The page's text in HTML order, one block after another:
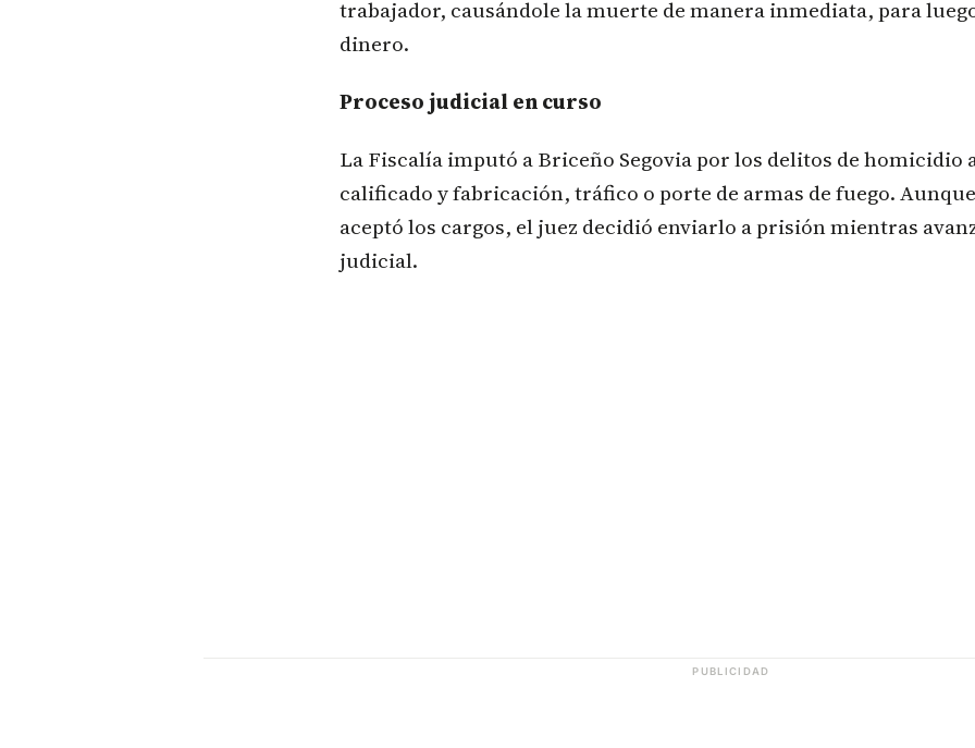
trabajador, causándole la muerte de manera inmediata, para
dinero.
Proceso judicial en curso
La Fiscalía imputó a Briceño Segovia por los delitos de homicidio
calificado y fabricación, tráfico o porte de armas de fuego.
aceptó los cargos, el juez decidió enviarlo a prisión mientras
judicial.
PUBLICIDAD